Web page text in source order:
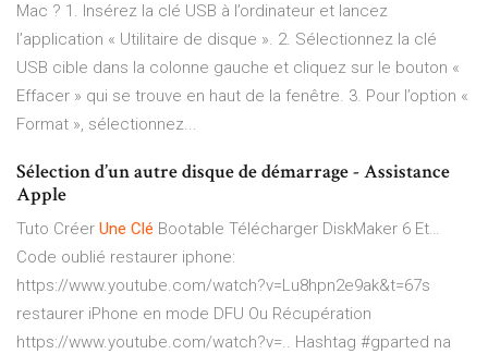
Mac ? 1. Insérez la clé USB à l’ordinateur et lancez
l’application « Utilitaire de disque ». 2. Sélectionnez la clé
USB cible dans la colonne gauche et cliquez sur le bouton «
Effacer » qui se trouve en haut de la fenêtre. 3. Pour l’option «
Format », sélectionnez...
Sélection d’un autre disque de démarrage - Assistance
Apple
Tuto Créer Une Clé Bootable Télécharger DiskMaker 6 Et…
Code oublié restaurer iphone:
https://www.youtube.com/watch?v=Lu8hpn2e9ak&t=67s
restaurer iPhone en mode DFU Ou Récupération
https://www.youtube.com/watch?v=.. Hashtag #gparted na